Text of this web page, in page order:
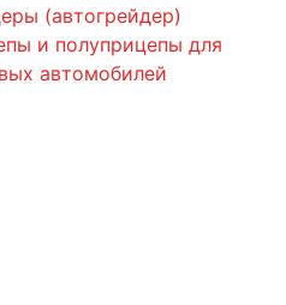
(автогрейдер)
и полуприцепы для
автомобилей